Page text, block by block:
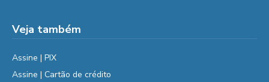
Veja também
Assine | PIX
Assine | Cartão de crédito